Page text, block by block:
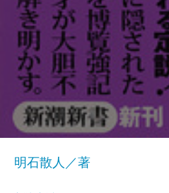
明石散人／著